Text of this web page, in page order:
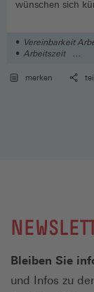
wünschen sich
Vereinbarkeit
Arbeitszeit
merken
Bleiben Sie
und Infos zu